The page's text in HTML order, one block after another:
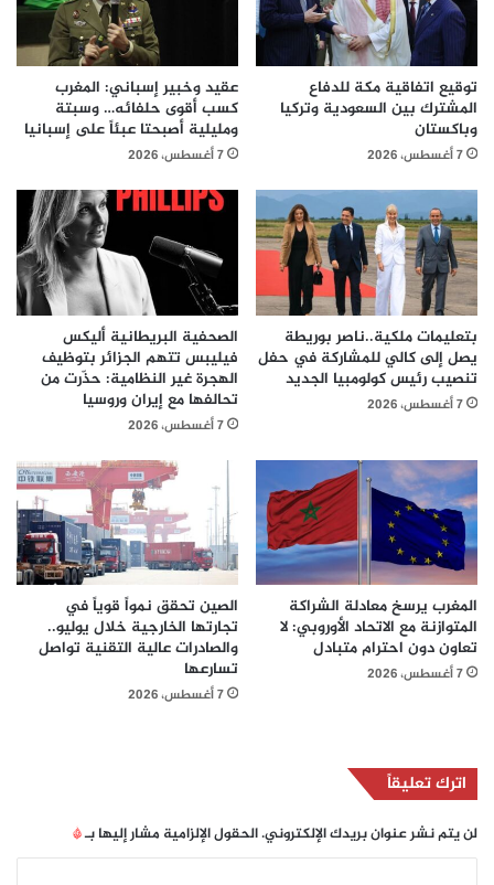
توقيع اتفاقية مكة للدفاع
المشترك بين السعودية وتركيا
وباكستان
7 أغسطس، 2026
عقيد وخبير إسباني: المغرب
كسب أقوى حلفائه… وسبتة
ومليلية أصبحتا عبئاً على إسبانيا
7 أغسطس، 2026
بتعليمات ملكية..ناصر بوريطة
يصل إلى كالي للمشاركة في حفل
تنصيب رئيس كولومبيا الجديد
7 أغسطس، 2026
الصحفية البريطانية أليكس
فيليبس تتهم الجزائر بتوظيف
الهجرة غير النظامية: حذّرت من
تحالفها مع إيران وروسيا
7 أغسطس، 2026
المغرب يرسخ معادلة الشراكة
المتوازنة مع الاتحاد الأوروبي: لا
تعاون دون احترام متبادل
7 أغسطس، 2026
الصين تحقق نمواً قوياً في
تجارتها الخارجية خلال يوليو..
والصادرات عالية التقنية تواصل
تسارعها
7 أغسطس، 2026
اترك تعليقاً
لن يتم نشر عنوان بريدك الإلكتروني.الحقول الإلزامية مشار إليها بـ*